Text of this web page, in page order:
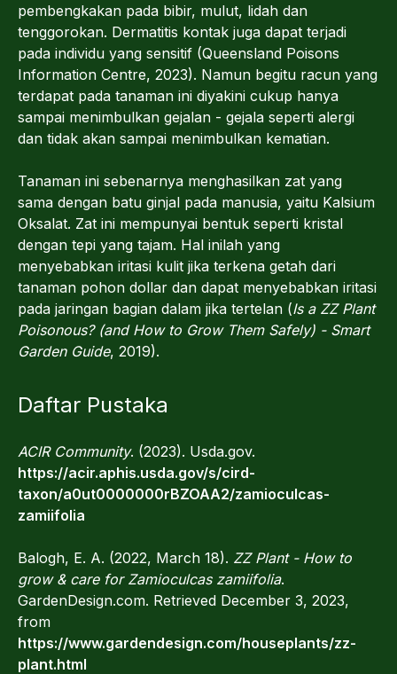
pembengkakan pada bibir, mulut, lidah dan
tenggorokan. Dermatitis kontak juga dapat terjadi
pada individu yang sensitif (Queensland Poisons
Information Centre, 2023). Namun begitu racun yang
terdapat pada tanaman ini diyakini cukup hanya
sampai menimbulkan gejalan - gejala seperti alergi
dan tidak akan sampai menimbulkan kematian.
Tanaman ini sebenarnya menghasilkan zat yang
sama dengan batu ginjal pada manusia, yaitu Kalsium
Oksalat. Zat ini mempunyai bentuk seperti kristal
dengan tepi yang tajam. Hal inilah yang
menyebabkan iritasi kulit jika terkena getah dari
tanaman pohon dollar dan dapat menyebabkan iritasi
pada jaringan bagian dalam jika tertelan (Is a ZZ Plant
Poisonous? (and How to Grow Them Safely) - Smart
Garden Guide, 2019).
Daftar Pustaka
ACIR Community. (2023). Usda.gov.
https://acir.aphis.usda.gov/s/cird-
taxon/a0ut0000000rBZOAA2/zamioculcas-
zamiifolia
Balogh, E. A. (2022, March 18). ZZ Plant - How to
grow & care for Zamioculcas zamiifolia.
GardenDesign.com. Retrieved December 3, 2023,
from
https://www.gardendesign.com/houseplants/zz-
plant.html